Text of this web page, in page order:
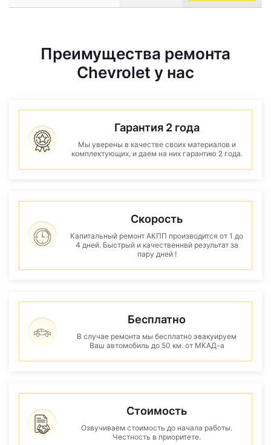
Преимущества ремонта
Chevrolet у нас
Гарантия 2 года
Мы уверены в качестве своих материалов и
комплектующих, и даем на них гарантию 2 года.
Скорость
Капитальный ремонт АКПП производится от 1 до
4 дней. Быстрый и качественнвй результат за
пару дней !
Бесплатно
В случае ремонта мы бесплатно эвакуируем
Ваш автомобиль до 50 км. от МКАД-а
Стоимость
Озвучиваем стоимость до начала работы.
Честность в приоритете.